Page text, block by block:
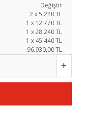
Değiştir
2x5.240TL
1 x 12.770TL
1 x28.240TL
1 x 45.440TL
96.930,00 TL